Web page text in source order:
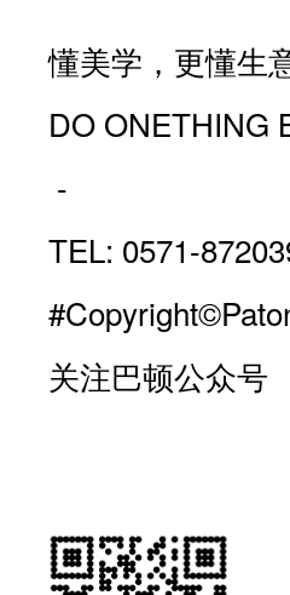
懂美学，更懂生
DO ONETHING
-
TEL: 0571-
关注巴顿公众号